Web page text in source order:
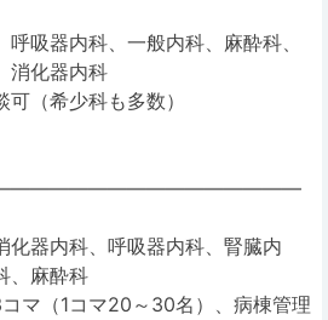
呼吸器内科、一般内科、麻酔科、
消化器内科
可（希少科も多数）
化器内科、呼吸器内科、腎臓内
、麻酔科
マ（1コマ20～30名）、病棟管理